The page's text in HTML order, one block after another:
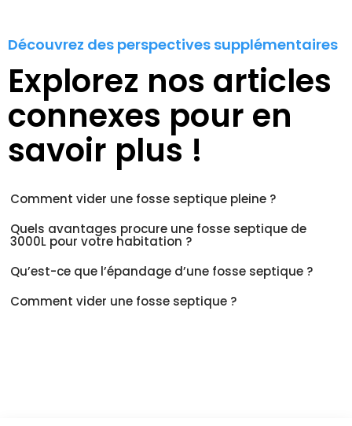
Découvrez des perspectives supplémentaires
Explorez nos articles
connexes pour en
savoir plus !
Comment vider une fosse septique pleine ?
Quels avantages procure une fosse septique de
3000L pour votre habitation ?
Qu’est-ce que l’épandage d’une fosse septique ?
Comment vider une fosse septique ?